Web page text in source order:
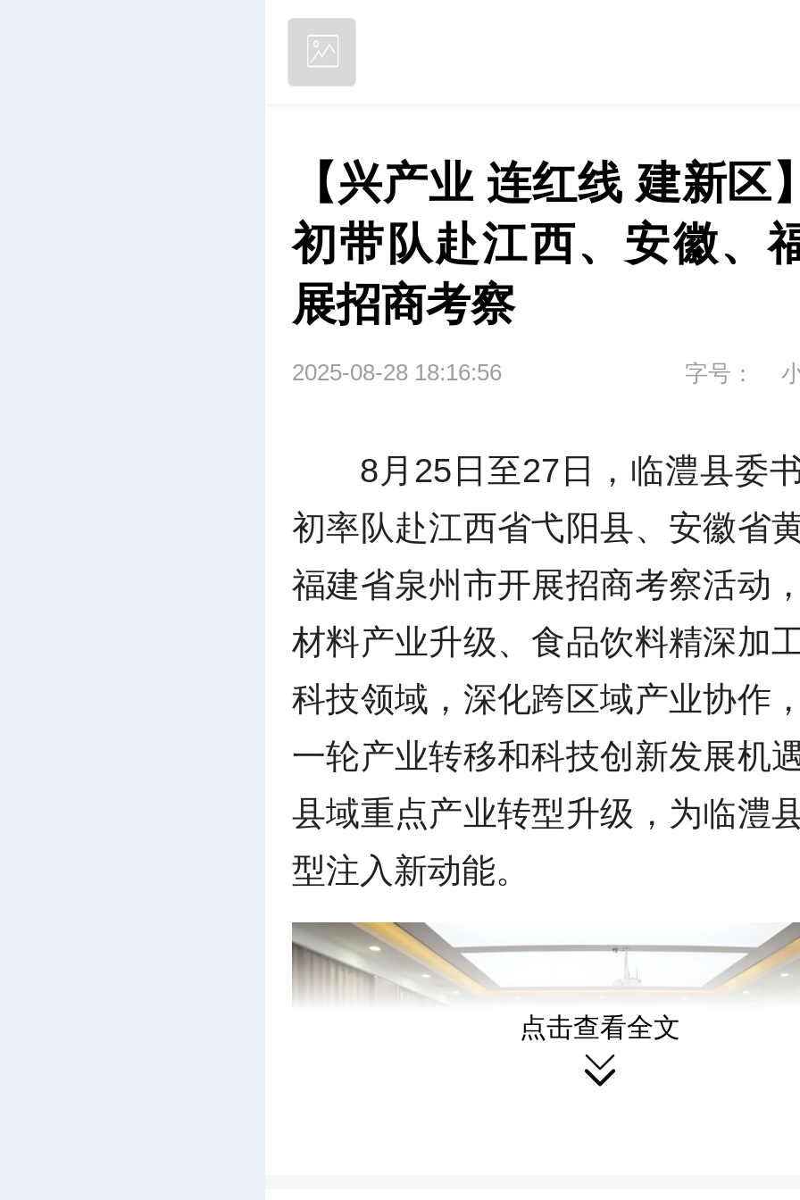
【兴产业 连红线 建新区
初带队赴江西、安徽、
展招商考察
2025-08-28 18:16:56 字号：
8月25日至27日，临澧县委
初率队赴江西省弋阳县、安徽省
福建省泉州市开展招商考察活动
材料产业升级、食品饮料精深加
科技领域，深化跨区域产业协作
一轮产业转移和科技创新发展机
县域重点产业转型升级，为临澧
型注入新动能。
点击查看全文
